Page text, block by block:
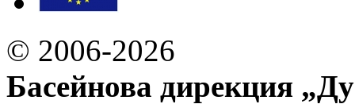
© 2006-2026
Басейнова дирекция